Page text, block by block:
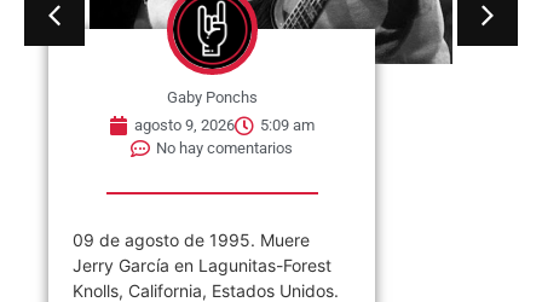
Gaby Ponchs
agosto 9, 2026
5:09 am
No hay comentarios
09 de agosto de 1995. Muere
Jerry García en Lagunitas-Forest
Knolls, California, Estados Unidos.